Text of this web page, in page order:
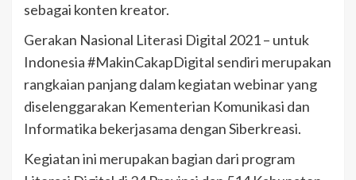
sebagai konten kreator.
Gerakan Nasional Literasi Digital 2021 – untuk
Indonesia #MakinCakapDigital sendiri merupakan
rangkaian panjang dalam kegiatan webinar yang
diselenggarakan Kementerian Komunikasi dan
Informatika bekerjasama dengan Siberkreasi.
Kegiatan ini merupakan bagian dari program